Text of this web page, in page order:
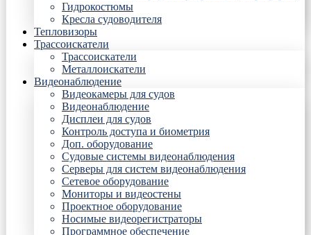
Гидрокостюмы
Кресла судоводителя
Тепловизоры
Трассоискатели
Трассоискатели
Металлоискатели
Видеонаблюдение
Видеокамеры для судов
Видеонаблюдение
Дисплеи для судов
Контроль доступа и биометрия
Доп. оборудование
Судовые системы видеонаблюдения
Серверы для систем видеонаблюдения
Сетевое оборудование
Мониторы и видеостены
Проектное оборудование
Носимые видеорегистраторы
Программное обеспечение